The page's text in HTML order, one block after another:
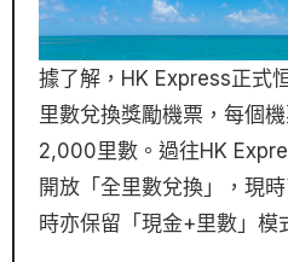
據了解，HK Express正式恒常開放以Asia Miles全
里數兌換獎勵機票，每個
2,000里數。過往HK
開放「全里數兌換」，現
時亦保留「現金+里數」模